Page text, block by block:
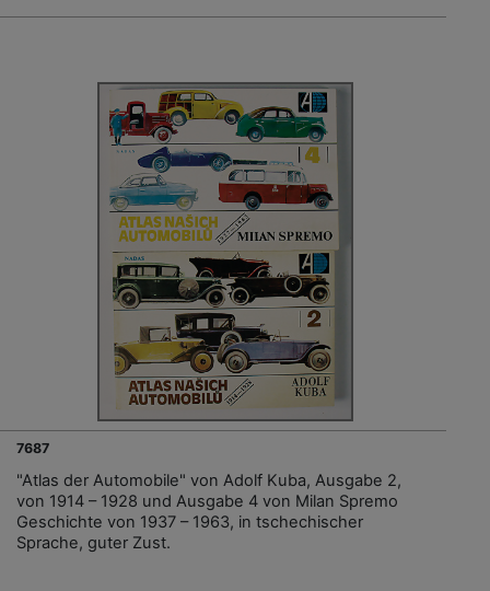
7687
"Atlas der Automobile" von Adolf Kuba, Ausgabe 2,
von 1914 – 1928 und Ausgabe 4 von Milan Spremo
Geschichte von 1937 – 1963, in tschechischer
Sprache, guter Zust.